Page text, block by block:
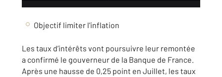
Objectif limiter l'inflation
Les taux d’intérêts vont poursuivre leur remontée
a confirmé le gouverneur de la Banque de France.
Après une hausse de 0,25 point en Juillet, les taux